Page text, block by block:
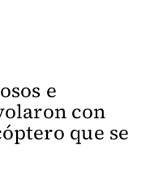
e
con
que se